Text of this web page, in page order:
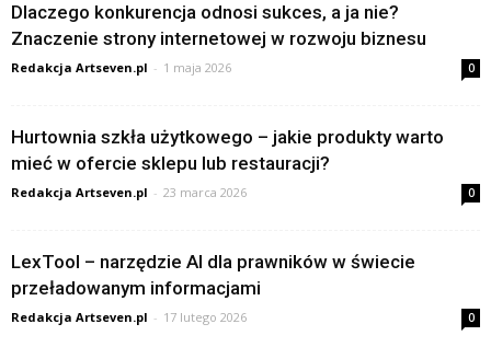
Dlaczego konkurencja odnosi sukces, a ja nie?
Znaczenie strony internetowej w rozwoju biznesu
Redakcja Artseven.pl - 1 maja 2026 0
Hurtownia szkła użytkowego – jakie produkty warto
mieć w ofercie sklepu lub restauracji?
Redakcja Artseven.pl - 23 marca 2026 0
LexTool – narzędzie AI dla prawników w świecie
przeładowanym informacjami
Redakcja Artseven.pl - 17 lutego 2026 0